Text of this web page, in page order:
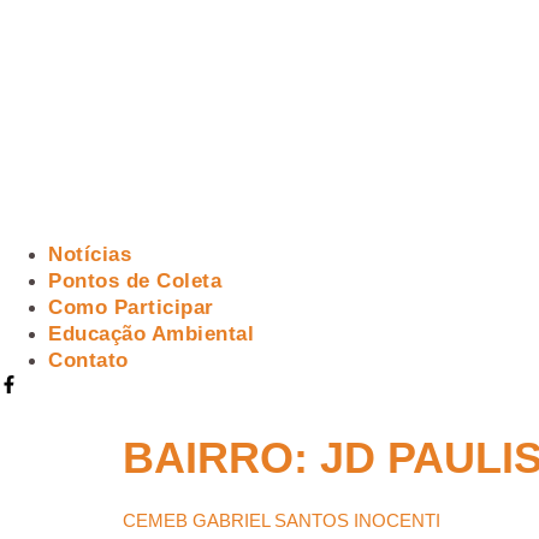
Notícias
Pontos de Coleta
Como Participar
Educação Ambiental
Contato
BAIRRO: JD
CEMEB GABRIEL SANTOS INOCENTI